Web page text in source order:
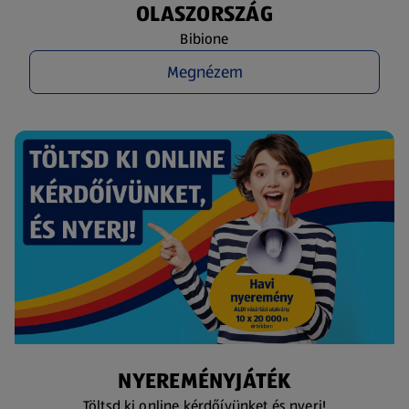
OLASZORSZÁG
Bibione
Megnézem
NYEREMÉNYJÁTÉK